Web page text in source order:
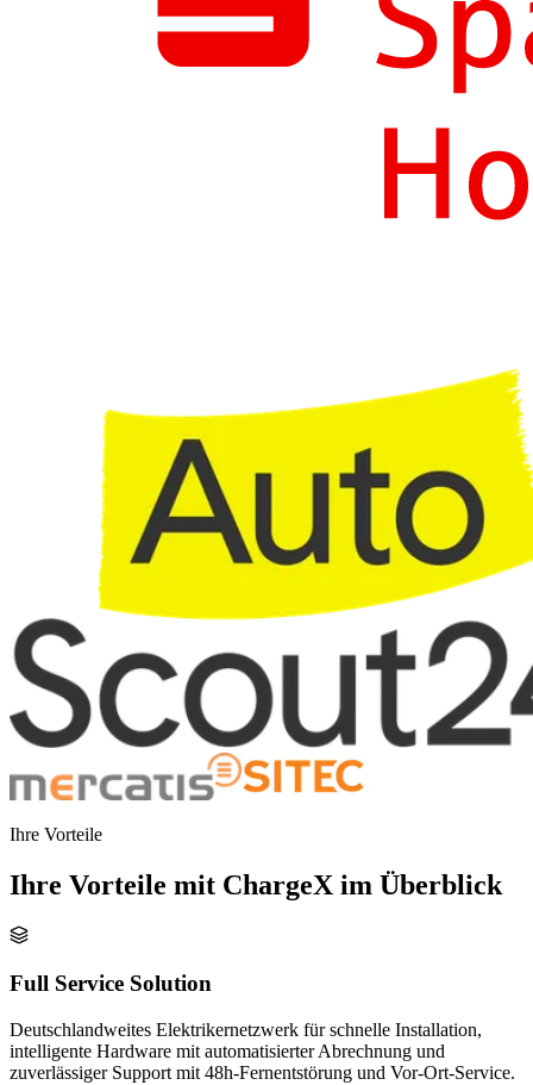
Ihre Vorteile
Ihre Vorteile mit ChargeX im Überblick
Full Service Solution
Deutschlandweites Elektrikernetzwerk für schnelle Installation,
intelligente Hardware mit automatisierter Abrechnung und
zuverlässiger Support mit 48h-Fernentstörung und Vor-Ort-Service.